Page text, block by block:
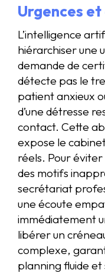
Urgences
L’intelligence
hiérarchiser une
demande de
détecte pas le
patient anxieux
d’une détresse
contact. Cette
expose le
réels. Pour
des motifs
secrétariat
une écoute
immédiatement
libérer un
complexe,
planning fluide et